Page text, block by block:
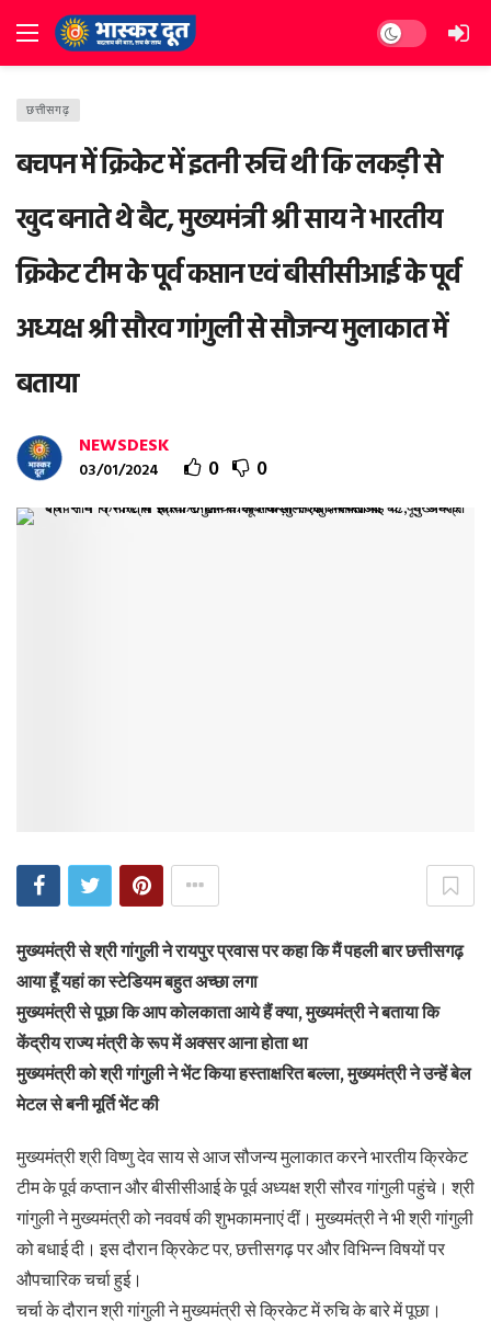
Dark mode
छत्तीसगढ़
बचपन में क्रिकेट में इतनी रुचि थी कि लकड़ी से
खुद बनाते थे बैट, मुख्यमंत्री श्री साय ने भारतीय
क्रिकेट टीम के पूर्व कप्तान एवं बीसीसीआई के पूर्व
अध्यक्ष श्री सौरव गांगुली से सौजन्य मुलाकात में
बताया
NEWSDESK
03/01/2024 0 0
मुख्यमंत्री से श्री गांगुली ने रायपुर प्रवास पर कहा कि मैं पहली बार छत्तीसगढ़
आया हूँ यहां का स्टेडियम बहुत अच्छा लगा
मुख्यमंत्री से पूछा कि आप कोलकाता आये हैं क्या, मुख्यमंत्री ने बताया कि
केंद्रीय राज्य मंत्री के रूप में अक्सर आना होता था
मुख्यमंत्री को श्री गांगुली ने भेंट किया हस्ताक्षरित बल्ला, मुख्यमंत्री ने उन्हें बेल
मेटल से बनी मूर्ति भेंट की
मुख्यमंत्री श्री विष्णु देव साय से आज सौजन्य मुलाकात करने भारतीय क्रिकेट
टीम के पूर्व कप्तान और बीसीसीआई के पूर्व अध्यक्ष श्री सौरव गांगुली पहुंचे। श्री
गांगुली ने मुख्यमंत्री को नववर्ष की शुभकामनाएं दीं। मुख्यमंत्री ने भी श्री गांगुली
को बधाई दी। इस दौरान क्रिकेट पर, छत्तीसगढ़ पर और विभिन्न विषयों पर
औपचारिक चर्चा हुई।
चर्चा के दौरान श्री गांगुली ने मुख्यमंत्री से क्रिकेट में रुचि के बारे में पूछा।